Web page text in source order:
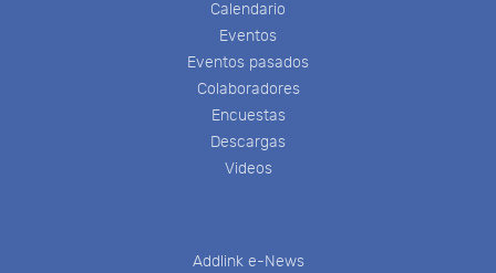
Calendario
Eventos
Eventos pasados
Colaboradores
Encuestas
Descargas
Videos
Addlink e-News